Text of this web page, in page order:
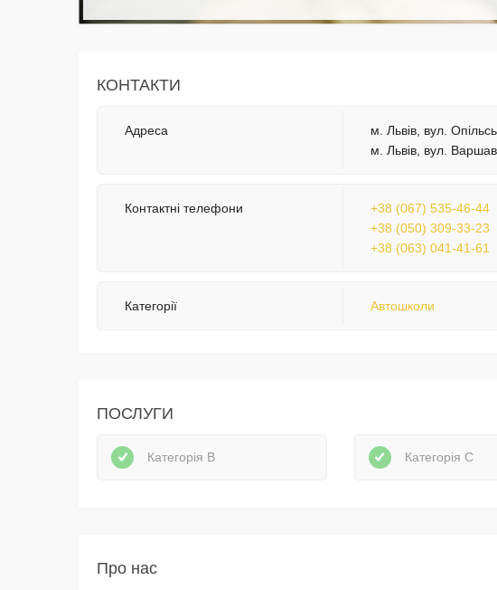
КОНТАКТИ
Адреса
м. Львів, вул.
м. Львів, вул.
Контактні телефони
+38 (067) 535-46-44
+38 (050) 309-33-23
+38 (063) 041-41-61
Категорії Автошколи
ПОСЛУГИ
Категорія В Категорія С
Про нас